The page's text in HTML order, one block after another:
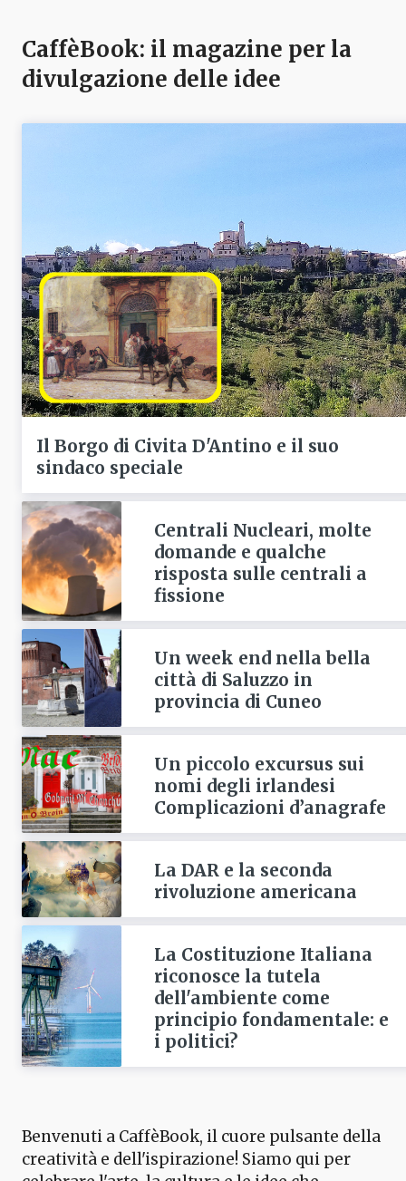
CaffèBook: il magazine per la
divulgazione delle idee
Il Borgo di Civita D'Antino e il suo
sindaco speciale
Centrali Nucleari, molte
domande e qualche
risposta sulle centrali a
fissione
Un week end nella bella
città di Saluzzo in
provincia di Cuneo
Un piccolo excursus sui
nomi degli irlandesi
Complicazioni d’anagrafe
La DAR e la seconda
rivoluzione americana
La Costituzione Italiana
riconosce la tutela
dell'ambiente come
principio fondamentale: e
i politici?
Benvenuti a CaffèBook, il cuore pulsante della
creatività e dell'ispirazione! Siamo qui per